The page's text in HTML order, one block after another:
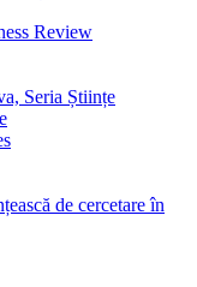
Review
Seria Științe
de cercetare în